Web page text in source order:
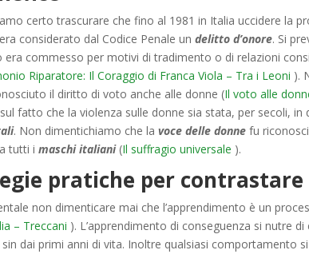
certo trascurare che fino al 1981 in Italia uccidere la
considerato dal Codice Penale undelitto d’onore. Si
era commesso per motivi di tradimento o di relazioni
Riparatore: Il Coraggio di Franca Viola – Tra i Leoni ).
il diritto di voto anche alle donne (Il voto alle
fatto che la violenza sulle donne sia stata, per secoli,
. Non dimentichiamo che lavoce delle donne fu
tutti imaschi italiani(Il suffragio universale ).
pratiche per
non dimenticare mai che l’apprendimento è un
– Treccani ). L’apprendimento di conseguenza si nutre
sin dai primi anni di vita. Inoltre qualsiasi comportamento